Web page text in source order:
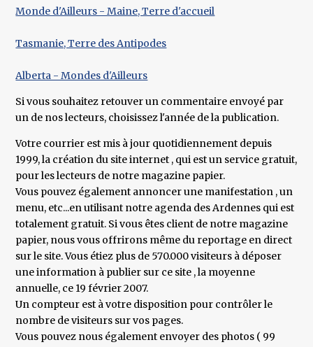
Monde d'Ailleurs - Maine, Terre d'accueil
Tasmanie, Terre des Antipodes
Alberta - Mondes d'Ailleurs
Si vous souhaitez retouver un commentaire envoyé par
un de nos lecteurs, choisissez l'année de la publication.
Votre courrier est mis à jour quotidiennement depuis
1999, la création du site internet , qui est un service gratuit,
pour les lecteurs de notre magazine papier.
Vous pouvez également annoncer une manifestation , un
menu, etc...en utilisant notre agenda des Ardennes qui est
totalement gratuit. Si vous êtes client de notre magazine
papier, nous vous offrirons même du reportage en direct
sur le site. Vous étiez plus de 570.000 visiteurs à déposer
une information à publier sur ce site , la moyenne
annuelle, ce 19 février 2007.
Un compteur est à votre disposition pour contrôler le
nombre de visiteurs sur vos pages.
Vous pouvez nous également envoyer des photos ( 99